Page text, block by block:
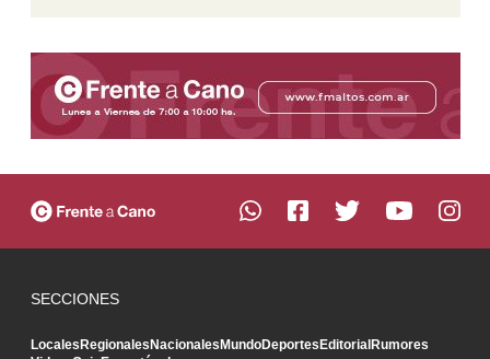
SECCIONES
LocalesRegionalesNacionalesMundoDeportesEditorialRumores